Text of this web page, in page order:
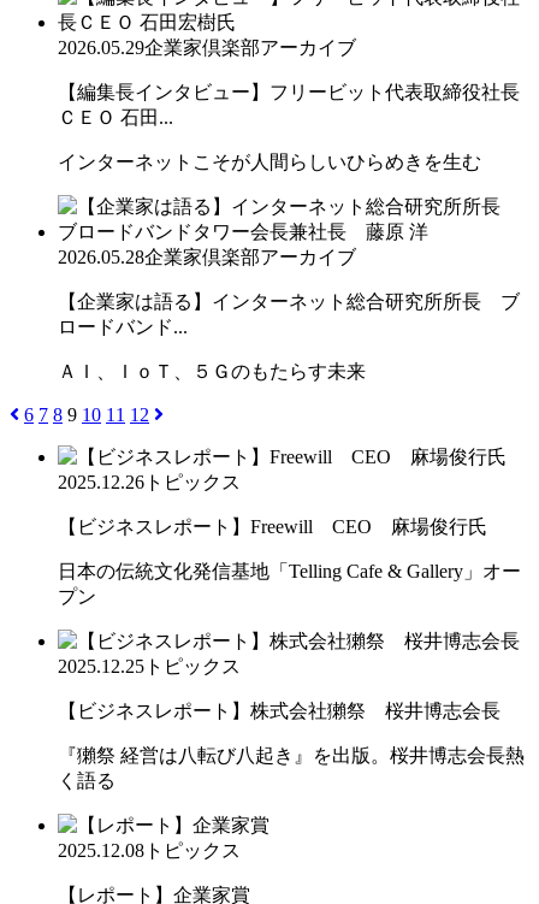
2026.05.29企業家倶楽部アーカイブ
【編集長インタビュー】フリービット代表取締役社長
ＣＥＯ 石田...
インターネットこそが人間らしいひらめきを生む
2026.05.28企業家倶楽部アーカイブ
【企業家は語る】インターネット総合研究所所長 ブ
ロードバンド...
ＡＩ、ＩｏＴ、５Ｇのもたらす未来
6 7 8 9 10 11 12
2025.12.26 トピックス
【ビジネスレポート】Freewill CEO 麻場俊行氏
日本の伝統文化発信基地「Telling Cafe & Gallery」オー
プン
2025.12.25 トピックス
【ビジネスレポート】株式会社獺祭 桜井博志会長
『獺祭 経営は八転び八起き』を出版。桜井博志会長熱
く語る
2025.12.08 トピックス
【レポート】企業家賞